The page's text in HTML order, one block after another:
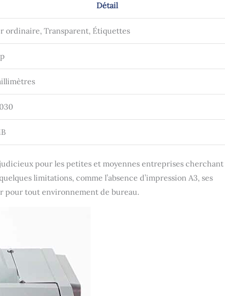
Détail
ordinaire, Transparent, Étiquettes
pour les petites et moyennes entreprises
limitations, comme l’absence d’impression A3, ses
pour tout environnement de bureau.